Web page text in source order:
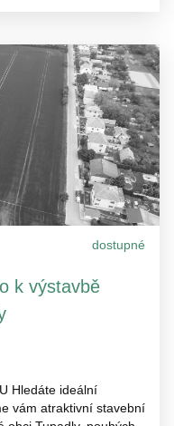
dostupné
k výstavbě
Hledáte ideální
vám atraktivní stavební